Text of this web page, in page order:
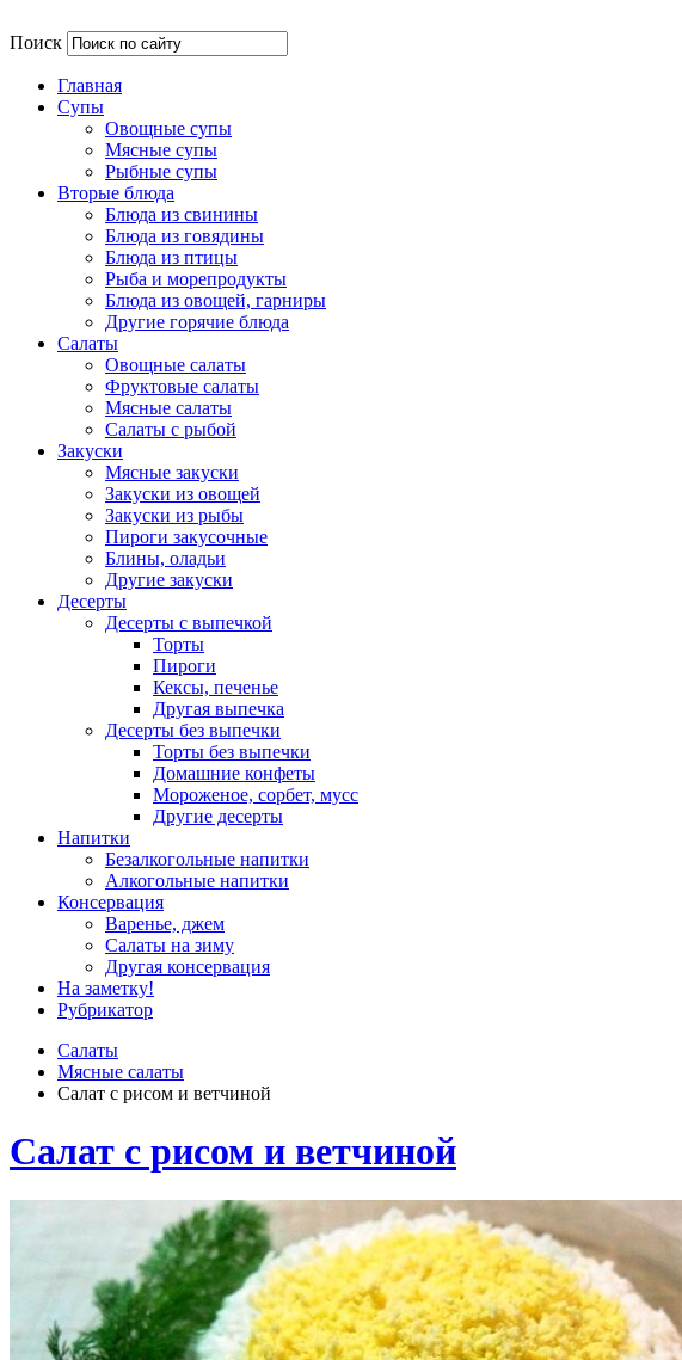
Поиск
Главная
Супы
Овощные супы
Мясные супы
Рыбные супы
Вторые блюда
Блюда из свинины
Блюда из говядины
Блюда из птицы
Рыба и морепродукты
Блюда из овощей, гарниры
Другие горячие блюда
Салаты
Овощные салаты
Фруктовые салаты
Мясные салаты
Салаты с рыбой
Закуски
Мясные закуски
Закуски из овощей
Закуски из рыбы
Пироги закусочные
Блины, оладьи
Другие закуски
Десерты
Десерты с выпечкой
Торты
Пироги
Кексы, печенье
Другая выпечка
Десерты без выпечки
Торты без выпечки
Домашние конфеты
Мороженое, сорбет, мусс
Другие десерты
Напитки
Безалкогольные напитки
Алкогольные напитки
Консервация
Варенье, джем
Салаты на зиму
Другая консервация
На заметку!
Рубрикатор
Салаты
Мясные салаты
Салат с рисом и ветчиной
Салат с рисом и ветчиной